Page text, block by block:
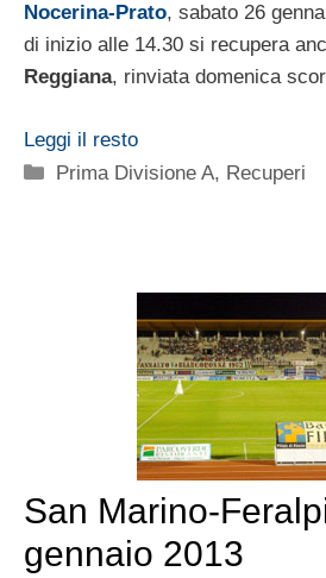
Nocerina-Prato, sabato 26
di inizio alle 14.30 si recupera
Reggiana, rinviata domenica
Leggi il resto
Categorie
Prima Divisione A, Recuperi
San Marino-
gennaio 2013